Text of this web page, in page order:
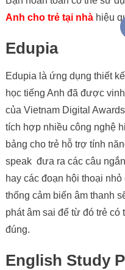
Anh cho trẻ tại nhàhiệu
Edupia
Edupia là ứng dụng thiết
học tiếng Anh đã được
của Vietnam Digital
tích hợp nhiều công nghệ
bảng cho trẻ hỗ trợ tính
speak đưa ra các câu
hay các đoạn hội thoại
thống cảm biến âm thanh
phát âm sai để từ đó trẻ
đúng.
English Study